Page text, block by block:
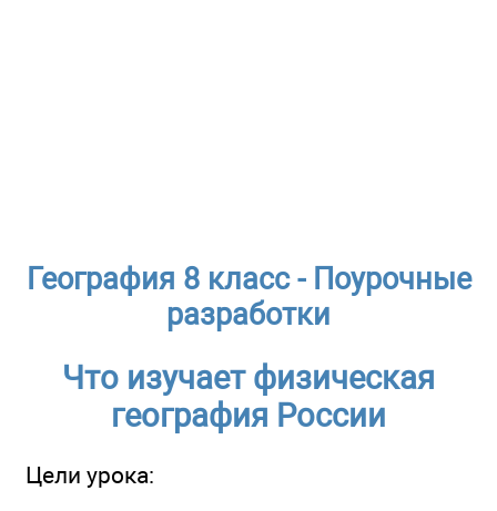
География 8 класс - Поурочные
разработки
Что изучает физическая
география России
Цели урока: